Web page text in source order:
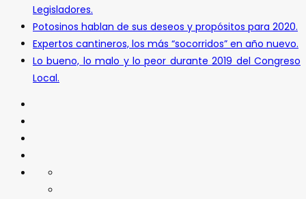
Legisladores.
Potosinos hablan de sus deseos y propósitos para 2020.
Expertos cantineros, los más “socorridos” en año nuevo.
Lo bueno, lo malo y lo peor durante 2019 del Congreso
Local.